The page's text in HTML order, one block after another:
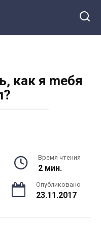
кaк я meбя
Время чтения
2 мин.
Опубликовано
23.11.2017